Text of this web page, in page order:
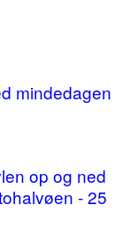
mindedagen
op og ned
- 25